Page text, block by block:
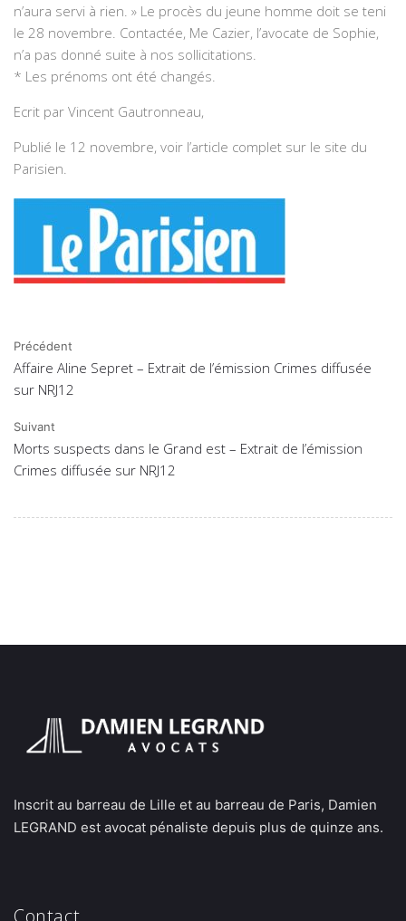
n’aura servi à rien. » Le procès du jeune homme doit se teni
le 28 novembre. Contactée, Me Cazier, l’avocate de Sophie,
n’a pas donné suite à nos sollicitations.
* Les prénoms ont été changés.
Ecrit par Vincent Gautronneau,
Publié le 12 novembre, voir l’article complet sur le site du
Parisien
Précédent
Affaire Aline Sepret – Extrait de l’émission Crimes diffusée
sur NRJ12
Suivant
Morts suspects dans le Grand est – Extrait de l’émission
Crimes diffusée sur NRJ12
Inscrit au barreau de Lille et au barreau de Paris, Damien
LEGRAND est avocat pénaliste depuis plus de quinze ans.